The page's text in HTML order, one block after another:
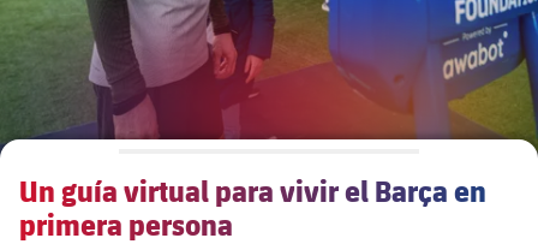
Un guía virtual para vivir el Barça en
primera persona